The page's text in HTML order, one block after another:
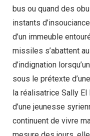
bus ou quand des
instants
d’un immeuble
missiles s’abattent
d’indignation
sous le prétexte
la réalisatrice Sally
d’une jeunesse
continuent de vivre